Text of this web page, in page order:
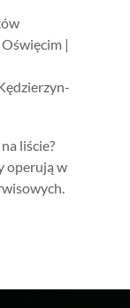
|
liście?
operują w